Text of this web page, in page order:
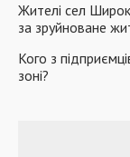
Жителі сел
за зруйноване
Кого з
зоні?